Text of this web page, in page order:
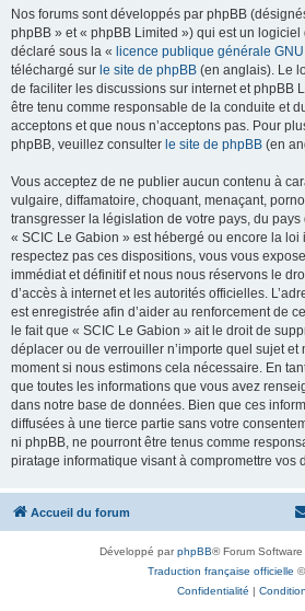
Nos forums sont développés par phpBB
phpBB » et « phpBB Limited ») qui est un
déclaré sous la « licence publique générale
téléchargé sur le site de phpBB (en anglais). Le
de faciliter les discussions sur internet et phpBB
être tenu comme responsable de la conduite et
acceptons et que nous n’acceptons pas. Pour
phpBB, veuillez consulter le site de phpBB (en
Vous acceptez de ne publier aucun contenu à
vulgaire, diffamatoire, choquant, menaçant,
transgresser la législation de votre pays, du
« SCIC Le Gabion » est hébergé ou encore la loi
respectez pas ces dispositions, vous vous
immédiat et définitif et nous nous réservons le
d’accès à internet et les autorités officielles.
est enregistrée afin d’aider au renforcement de
le fait que « SCIC Le Gabion » ait le droit de
déplacer ou de verrouiller n’importe quel sujet et
moment si nous estimons cela nécessaire. En
que toutes les informations que vous avez
dans notre base de données. Bien que ces
diffusées à une tierce partie sans votre
ni phpBB, ne pourront être tenus comme
piratage informatique visant à compromettre vos
Accueil du forum
Développé parphpBB® Forum
Traduction française officielle ©
Confidentialité |